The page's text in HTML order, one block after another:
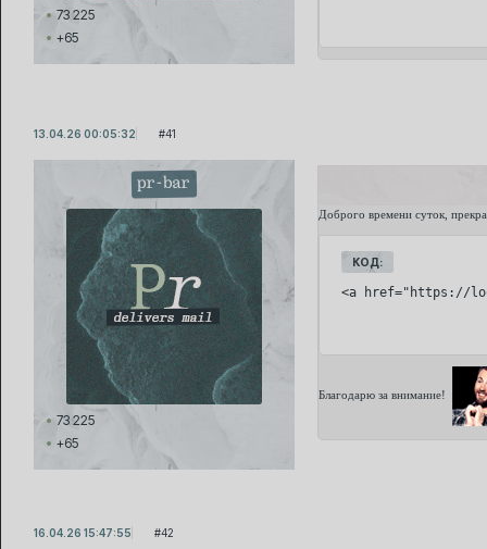
73 225
+65
41
13.04.26 00:05:32
pr-bar
73 225
+65
Доброго времени суток,
КОД:
<a href="https://
Благодарю за внимание!
42
16.04.26 15:47:55